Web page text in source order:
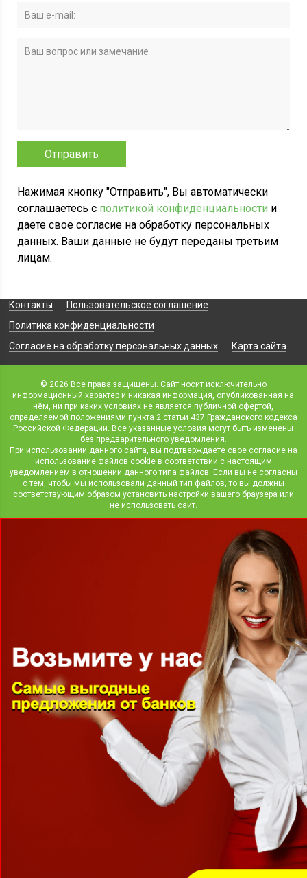
Нажимая кнопку "Отправить", Вы автоматически
соглашаетесь с политикой конфиденциальности и
даете свое согласие на обработку персональных
данных. Ваши данные не будут переданы третьим
лицам.
Контакты
Пользовательское соглашение
Политика конфиденциальности
Согласие на обработку персональных данных
Карта сайта
© 2026 Все права защищены. Сайт носит исключительно
информационный характер и никакая информация, опубликованная на
нём, ни при каких условиях не является публичной офертой,
определяемой положениями пункта 2 статьи 437 Гражданского кодекса
Российской Федерации. Все указанные условия могут быть изменены
без предварительного уведомления.
При использовании данного сайта, вы подтверждаете свое согласие на
использование файлов cookie в соответствии с настоящим
уведомлением в отношении данного типа файлов. Если вы не согласны
с тем, чтобы мы использовали данный тип файлов, то вы должны
соответствующим образом установить настройки вашего браузера или
не использовать сайт.